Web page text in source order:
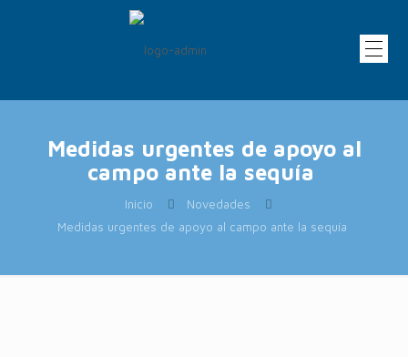
Medidas urgentes de apoyo al
campo ante la sequía
Inicio
Novedades
Medidas urgentes de apoyo al campo ante la sequía